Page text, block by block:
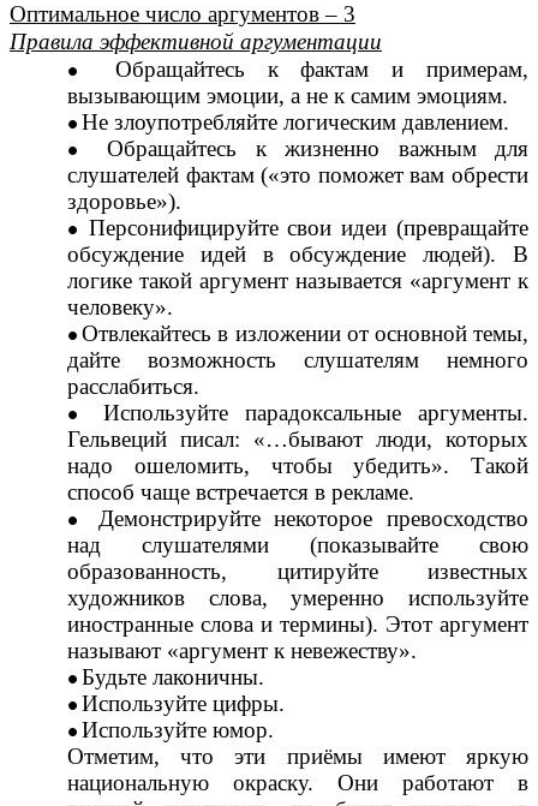
Оптимальное число аргументов – 3
Правила эффективной аргументации
Обращайтесь к фактам и примерам,
вызывающим эмоции, а не к самим эмоциям.
Не злоупотребляйте логическим давлением.
Обращайтесь к жизненно важным для
слушателей фактам («это поможет вам обрести
здоровье»).
Персонифицируйте свои идеи (превращайте
обсуждение идей в обсуждение людей). В
логике такой аргумент называется «аргумент к
человеку».
Отвлекайтесь в изложении от основной темы,
дайте возможность слушателям немного
расслабиться.
Используйте парадоксальные аргументы.
Гельвеций писал: «…бывают люди, которых
надо ошеломить, чтобы убедить». Такой
способ чаще встречается в рекламе.
Демонстрируйте некоторое превосходство
над слушателями (показывайте свою
образованность, цитируйте известных
художников слова, умеренно используйте
иностранные слова и термины). Этот аргумент
называют «аргумент к невежеству».
Будьте лаконичны.
Используйте цифры.
Используйте юмор.
Отметим, что эти приёмы имеют яркую
национальную окраску. Они работают в